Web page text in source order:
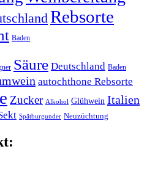
Rebsorte
Baden
Säure Deutschland Baden
autochthone Rebsorte
Zucker Alkohol Glühwein Italien
Spätburgunder Neuzüchtung